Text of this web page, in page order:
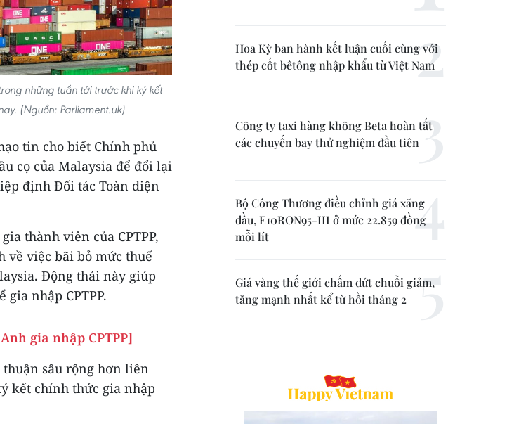
những tuần tới trước khi ký kết
(Nguồn: Parliament.uk)
tin cho biết Chính phủ
cọ của Malaysia để đổi lại
định Đối tác Toàn diện
thành viên của CPTPP,
về việc bãi bỏ mức thuế
Động thái này giúp
nhập CPTPP.
gia nhập CPTPP]
thuận sâu rộng hơn liên
kết chính thức gia nhập
Hoa Kỳ ban hành kết luận cuối cùng với
thép cốt bêtông nhập khẩu từ Việt Nam
Công ty taxi hàng không Beta hoàn tất
các chuyến bay thử nghiệm đầu tiên
Bộ Công Thương điều chỉnh giá xăng
dầu, E10RON95-III ở mức 22.859 đồng
mỗi lít
Giá vàng thế giới chấm dứt chuỗi giảm,
tăng mạnh nhất kể từ hồi tháng 2